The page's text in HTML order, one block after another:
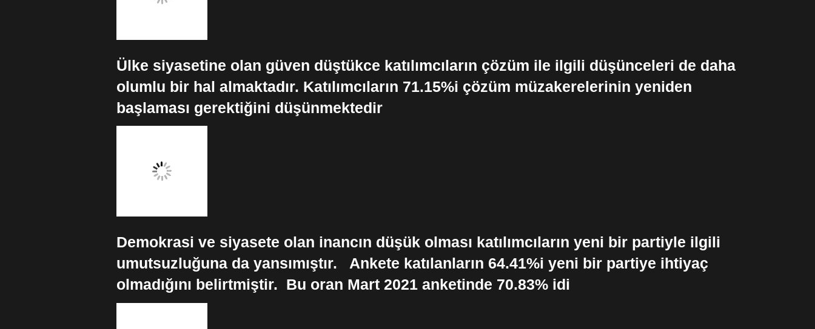
Ülke siyasetine olan güven düştükce katılımcıların çözüm ile ilgili düşünceleri de daha
olumlu bir hal almaktadır. Katılımcıların 71.15%i çözüm müzakerelerinin yeniden
başlaması gerektiğini düşünmektedir
Demokrasi ve siyasete olan inancın düşük olması katılımcıların yeni bir partiyle ilgili
umutsuzluğuna da yansımıştır. Ankete katılanların 64.41%i yeni bir partiye ihtiyaç
olmadığını belirtmiştir. Bu oran Mart 2021 anketinde 70.83% idi